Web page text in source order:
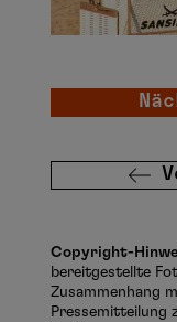
Copyright-
bereitgestellte
Zusammenhang
Pressemitteilung